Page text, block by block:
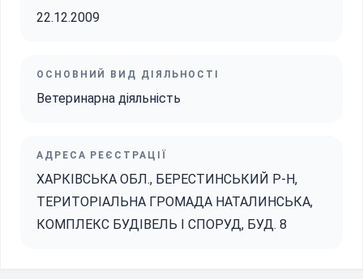
22.12.2009
ОСНОВНИЙ ВИД ДІЯЛЬНОСТІ
Ветеринарна діяльність
АДРЕСА РЕЄСТРАЦІЇ
ХАРКІВСЬКА ОБЛ., БЕРЕСТИНСЬКИЙ Р-Н,
ТЕРИТОРІАЛЬНА ГРОМАДА НАТАЛИНСЬКА,
КОМПЛЕКС БУДІВЕЛЬ І СПОРУД, БУД. 8